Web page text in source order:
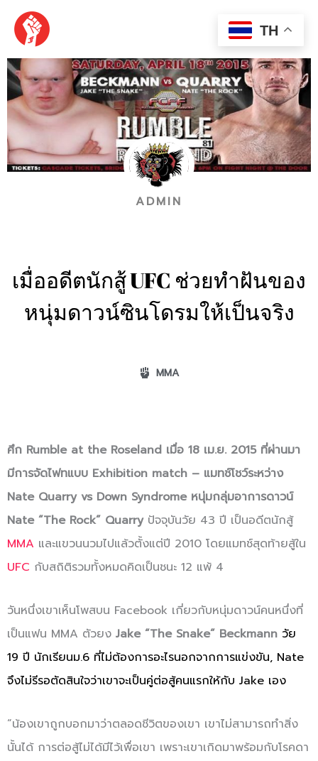
content
ADMIN
เมื่ออดีตนักสู้ UFC ช่วยทำฝันของ
หนุ่มดาวน์ซินโดรมให้เป็นจริง
MMA
ศึก Rumble at the Roseland เมื่อ 18 เม.ย. 2015 ที่ผ่านมา
มีการจัดไฟทแบบ Exhibition match – แมทช์โชว์ระหว่าง
Nate Quarry vs Down Syndrome หนุ่มกลุ่มอาการดาวน์
Nate “The Rock” Quarryปัจจุบันวัย 43 ปี เป็นอดีตนักสู้
MMA และแขวนนวมไปแล้วตั้งแต่ปี 2010 โดยแมทช์สุดท้ายสู้ใน
UFC กับสถิติรวมทั้งหมดคิดเป็นชนะ 12 แพ้ 4
วันหนึ่งเขาเห็นโพสบน Facebook เกี่ยวกับหนุ่มดาวน์คนหนึ่งที่
เป็นแฟน MMA ตัวยง Jake “The Snake” Beckmann วัย
19 ปี นักเรียนม.6 ที่ไม่ต้องการอะไรนอกจากการแข่งขัน, Nate
จึงไม่รีรอตัดสินใจว่าเขาจะเป็นคู่ต่อสู้คนแรกให้กับ Jake เอง
“น้องเขาถูกบอกมาว่าตลอดชีวิตของเขา เขาไม่สามารถทำสิ่ง
นั้นได้ การต่อสู้ไม่ได้มีไว้เพื่อเขา เพราะเขาเกิดมาพร้อมกับโรคดา
TH